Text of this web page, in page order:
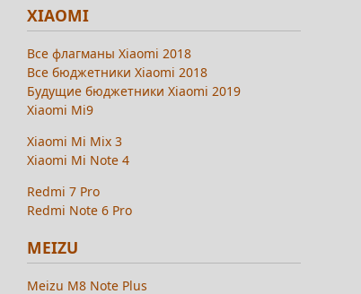
XIAOMI
Все флагманы Xiaomi 2018
Все бюджетники Xiaomi 2018
Будущие бюджетники Xiaomi 2019
Xiaomi Mi9
Xiaomi Mi Mix 3
Xiaomi Mi Note 4
Redmi 7 Pro
Redmi Note 6 Pro
MEIZU
Meizu M8 Note Plus